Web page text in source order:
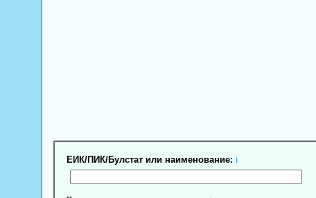
ЕИК/ПИК/Булстат или наименование: ℹ